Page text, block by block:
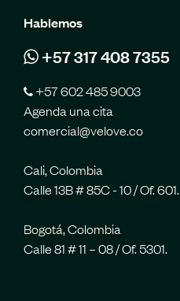
Hablemos
+57 317 408 7355
+57 602 485 9003
Agenda una cita
comercial@velove.co
Cali, Colombia
Calle 13B # 85C - 10 / Of. 601.
Bogotá, Colombia
Calle 81 # 11 – 08 / Of. 5301.